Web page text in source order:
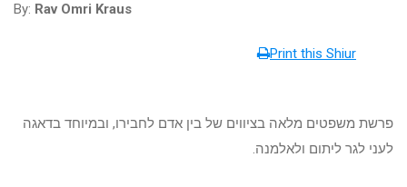
By: Rav Omri Kraus
Print this Shiur
פרשת משפטים מלאה בציווים של בין אדם לחבירו, ובמיוחד בדאגה
לעני לגר ליתום ולאלמנה.